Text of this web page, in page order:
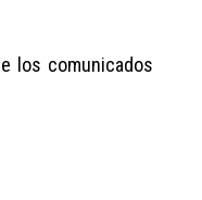
los comunicados